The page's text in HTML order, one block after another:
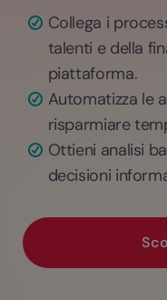
Collega i
talenti e della
piattaforma.
Automatizza le
risparmiare
Ottieni analisi
decisioni